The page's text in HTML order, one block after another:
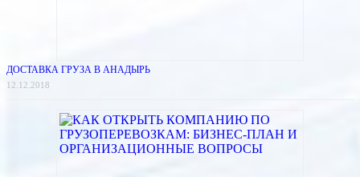
ДОСТАВКА ГРУЗА В АНАДЫРЬ
12.12.2018